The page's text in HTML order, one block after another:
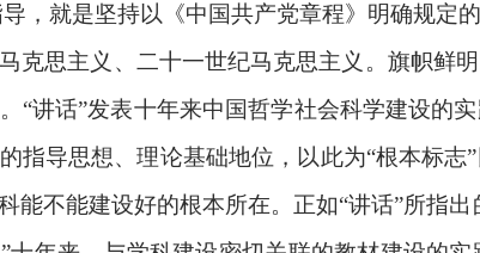
，就是坚持以《中国共产党章程》明确规
克思主义、二十一世纪马克思主义。旗帜鲜
“讲话”发表十年来中国哲学社会科学建设的
指导思想、理论基础地位，以此为“根本标
能不能建设好的根本所在。正如“讲话”所指